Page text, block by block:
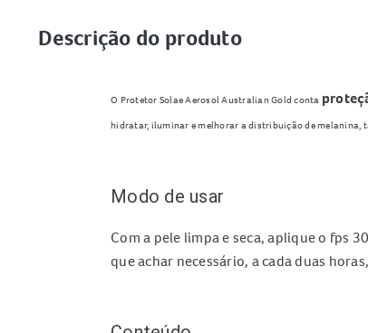
Descrição do produto
O Protetor Solae Aerosol Australian Gold conta
hidratar, iluminar e melhorar a distribuição de melanina,
Modo de usar
Com a pele limpa e seca, aplique o fps
que achar necessário, a cada duas